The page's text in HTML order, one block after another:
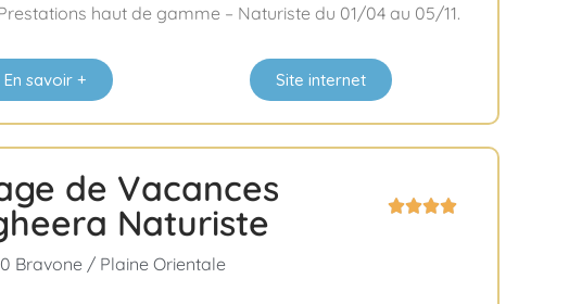
haut de gamme – Naturiste du 01/04 au 05/11.
En savoir + Site internet
de Vacances
Naturiste

Bravone / Plaine Orientale